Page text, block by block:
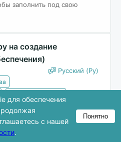
заполнить под свою
на создание
Русский (Ру)
Скачать
для обеспечения
с нашей
.
Понятно